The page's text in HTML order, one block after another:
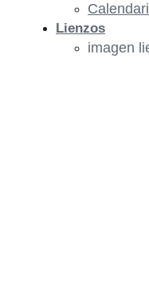
Lienzos
imagen